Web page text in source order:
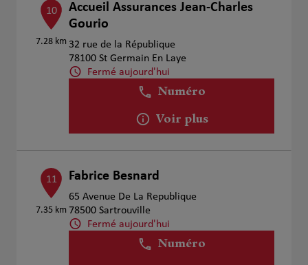
10
7.28 km
Accueil Assurances Jean-Charles
Gourio
32 rue de la République
78100 St Germain En Laye
Fermé aujourd'hui
Numéro
Voir plus
11
7.35 km
Fabrice Besnard
65 Avenue De La Republique
78500 Sartrouville
Fermé aujourd'hui
Numéro